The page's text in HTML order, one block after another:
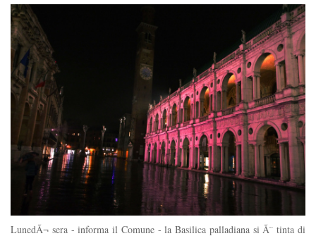
LunedÃ¬ sera - informa il Comune - la Basilica palladiana si Ã¨ tinta di